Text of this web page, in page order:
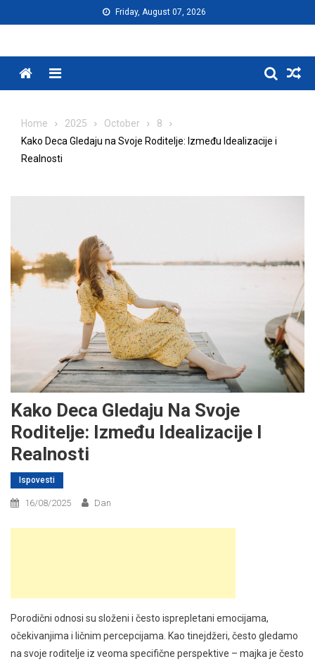
to
Friday, August 07, 2026
Menu
Home 2025 October
8
Kako Deca Gledaju na Svoje Roditelje: Između Idealizacije i
Realnosti
Kako Deca Gledaju Na Svoje
Roditelje: Između Idealizacije I
Realnosti
Ispovesti
16/08/2025 Dan
Porodični odnosi su složeni i često isprepletani emocijama,
očekivanjima i ličnim percepcijama. Kao tinejdžeri, često gledamo
na svoje roditelje iz veoma specifične perspektive – majka je često